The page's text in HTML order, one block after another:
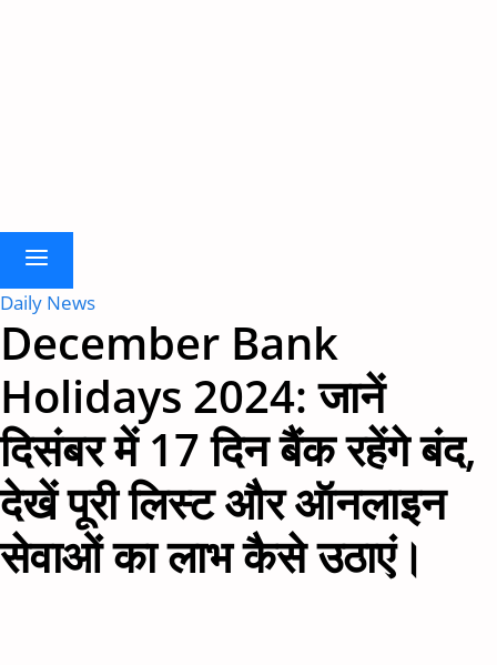
Daily News
December Bank
Holidays 2024: जानें
दिसंबर में 17 दिन बैंक रहेंगे बंद,
देखें पूरी लिस्ट और ऑनलाइन
सेवाओं का लाभ कैसे उठाएं।